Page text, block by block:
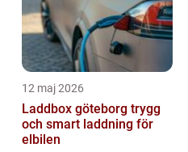
12 maj 2026
Laddbox göteborg trygg
och smart laddning för
elbilen